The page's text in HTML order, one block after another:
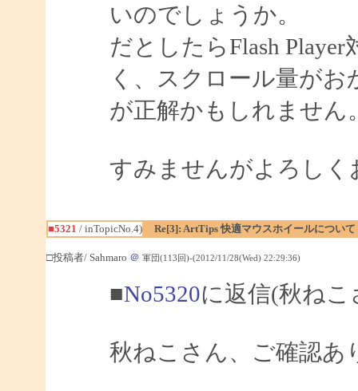
いのでしょうか。
だとしたらFlash
く、スクロール量が
が正解かもしれません
すみませんがよろしく
■5321 / inTopicNo.4) Re[3]: ArtTips 快適マウスホイールについて
□投稿者/ Sahmaro ＠ 軍団(113回)-(2012/11/28(Wed) 22:29:36)
■No5320に返信(秋ね
秋ねこさん、ご確認あ